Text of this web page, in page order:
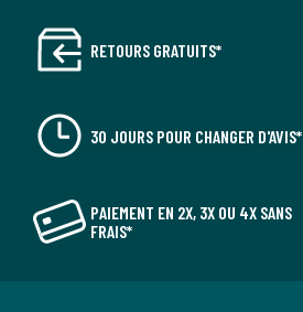
RETOURS GRATUITS*
30 JOURS POUR CHANGER D'AVIS*
PAIEMENT EN 2X, 3X OU 4X SANS
FRAIS*